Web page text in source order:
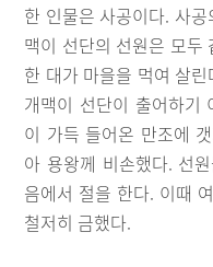
한 인물은 사공이다. 사
맥이 선단의 선원은 모두
한 대가 마을을 먹여 살
개맥이 선단이 출어하기
이 가득 들어온 만조에
아 용왕께 비손했다. 선
음에서 절을 한다. 이때
철저히 금했다.